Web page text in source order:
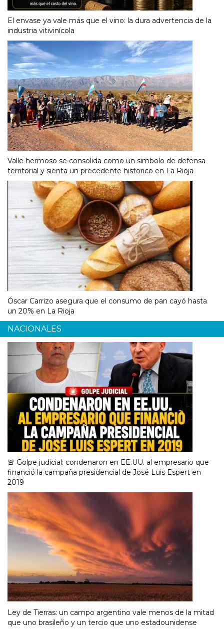
El envase ya vale más que el vino: la dura advertencia de la
industria vitivinícola
Valle hermoso se consolida como un simbolo de defensa
territorial y sienta un precedente historico en La Rioja
Óscar Carrizo asegura que el consumo de pan cayó hasta
un 20% en La Rioja
NACIONALES
🚨 Golpe judicial: condenaron en EE.UU. al empresario que
financió la campaña presidencial de José Luis Espert en
2019
Ley de Tierras: un campo argentino vale menos de la mitad
que uno brasileño y un tercio que uno estadounidense